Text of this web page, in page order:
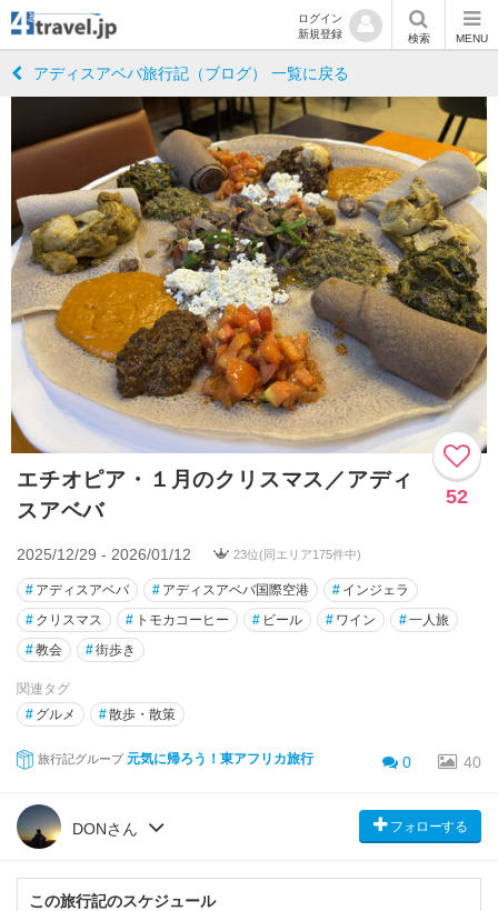
ログイン
新規登録
検索 MENU
アディスアベバ旅行記（ブログ） 一覧に戻る
エチオピア・１月のクリスマス／アディ
スアベバ
52
2025/12/29 - 2026/01/12 23位(同エリア175件中)
# アディスアベバ # アディスアベバ国際空港 # インジェラ
# クリスマス # トモカコーヒー # ビール # ワイン #一人旅
#教会 #街歩き
関連タグ
# グルメ #散歩・散策
旅行記グループ 元気に帰ろう！東アフリカ旅行 0 40
DONさん フォローする
この旅行記のスケジュール